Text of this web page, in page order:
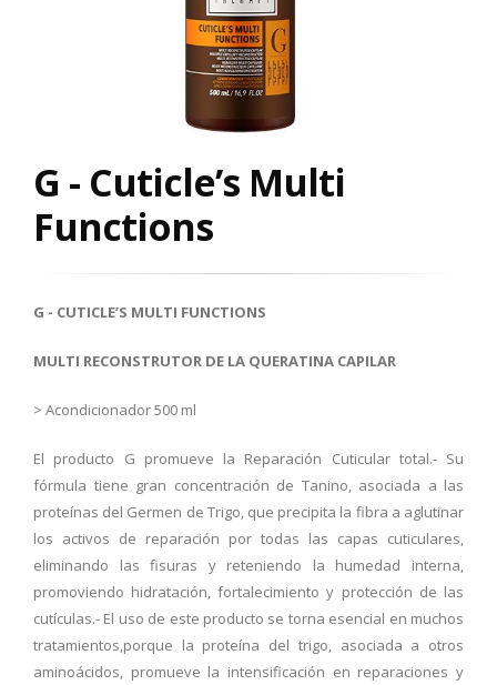
G - Cuticle’s Multi
Functions
G - CUTICLE’S MULTI FUNCTIONS
MULTI RECONSTRUTOR DE LA QUERATINA CAPILAR
> Acondicionador 500 ml
El producto G promueve la Reparación Cuticular total.- Su
fórmula tiene gran concentración de Tanino, asociada a las
proteínas del Germen de Trigo, que precipita la fibra a aglutinar
los activos de reparación por todas las capas cuticulares,
eliminando las fisuras y reteniendo la humedad interna,
promoviendo hidratación, fortalecimiento y protección de las
cutículas.- El uso de este producto se torna esencial en muchos
tratamientos,porque la proteína del trigo, asociada a otros
aminoácidos, promueve la intensificación en reparaciones y